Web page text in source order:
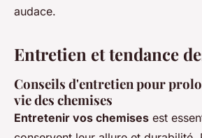
audace.
Entretien et tendance
Conseils d'entretien pour
vie des chemises
Entretenir vos chemises est